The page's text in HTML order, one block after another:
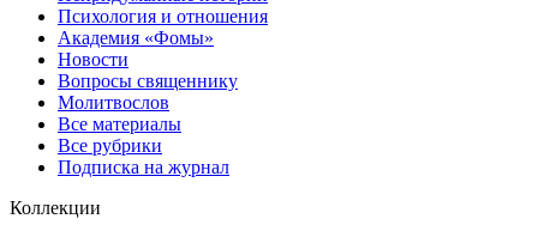
Психология и отношения
Академия «Фомы»
Новости
Вопросы священнику
Молитвослов
Все материалы
Все рубрики
Подписка на журнал
Коллекции